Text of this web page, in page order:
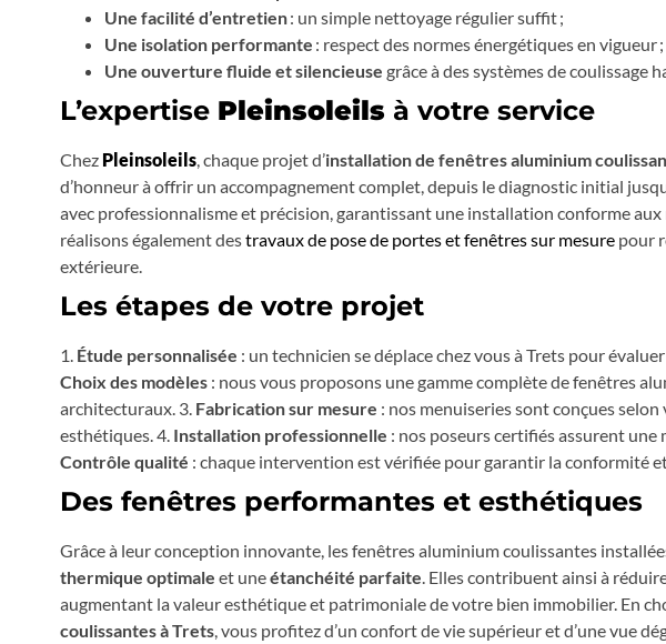
Une facilité d’entretien: un simple nettoyage régulier suffit ;
Une isolation performante : respect des normes énergétiques en vigueur ;
Une ouverture fluide et silencieuse grâce à des systèmes de coulissage
L’expertise Pleinsoleils à votre service
Chez Pleinsoleils , chaque projet d’installation de fenêtres aluminium
d’honneur à offrir un accompagnement complet, depuis le diagnostic initial
avec professionnalisme et précision, garantissant une installation conforme
réalisons également destravaux de pose de portes et fenêtres sur mesure pour
extérieure.
Les étapes de votre projet
1. Étude personnalisée : un technicien se déplace chez vous à Trets pour
Choix des modèles : nous vous proposons une gamme complète de fenêtres
architecturaux. 3. Fabrication sur mesure : nos menuiseries sont conçues
esthétiques. 4. Installation professionnelle : nos poseurs certifiés assurent une
Contrôle qualité : chaque intervention est vérifiée pour garantir la conformité
Des fenêtres performantes et esthétiques
Grâce à leur conception innovante, les fenêtres aluminium coulissantes
thermique optimale et uneétanchéité parfaite . Elles contribuent ainsi à
augmentant la valeur esthétique et patrimoniale de votre bien immobilier. En
coulissantes à Trets , vous profitez d’un confort de vie supérieur et d’une vue